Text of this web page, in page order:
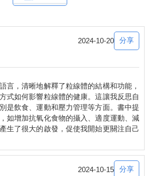
氧運的簡單方法。
練
分為不同等級，從最輕鬆的第一區（zone
區（zone 5），甚至還有第六、七區。最
非常流行第二區訓練（zone 2 training），
能的最佳運動，所以大家趨之若鶩，連專業
是「高強度的運動可以增加粒線體數目，而
高粒線體的效能」，我覺得雖然實際情況沒
有這種傾向。所謂第一區運動就是一般的日
了，對粒線體效益不大，而第二區訓練，比
車、騎飛輪，或是打桌球、打排球，速度
不要太大，剛好可以充分運作粒線體的有
無氧呼吸，這時候就不會產生乳酸，也就
2024-10-20 分享
言，清晰地解釋了粒線體的結構和功能，
式如何影響粒線體的健康。這讓我反思自
是飲食、運動和壓力管理等方面。書中提
如增加抗氧化食物的攝入、適度運動、減
生了很大的啟發，促使我開始更關注自己
2024-10-15 分享